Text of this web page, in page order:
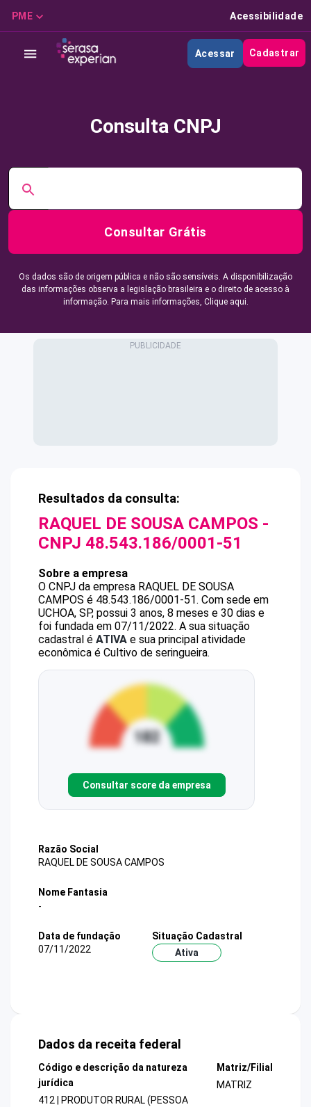
PME Acessibilidade
Acessar Cadastrar
Consulta CNPJ
Consultar Grátis
Os dados são de origem pública e não são sensíveis. A disponibilização
das informações observa a legislação brasileira e o direito de acesso à
informação. Para mais informações, Clique aqui.
Resultados da consulta:
RAQUEL DE SOUSA CAMPOS -
CNPJ 48.543.186/0001-51
Sobre a empresa
O CNPJ da empresa RAQUEL DE SOUSA
CAMPOS é 48.543.186/0001-51. Com sede em
UCHOA, SP, possui 3 anos, 8 meses e 30 dias e
foi fundada em 07/11/2022. A sua situação
cadastral é ATIVA e sua principal atividade
econômica é Cultivo de seringueira.
Consultar score da empresa
Razão Social
RAQUEL DE SOUSA CAMPOS
Nome Fantasia
-
Data de fundação
07/11/2022
Situação Cadastral
Ativa
Dados da receita federal
Código e descrição da natureza
jurídica
412 | PRODUTOR RURAL (PESSOA
Matriz/Filial
MATRIZ